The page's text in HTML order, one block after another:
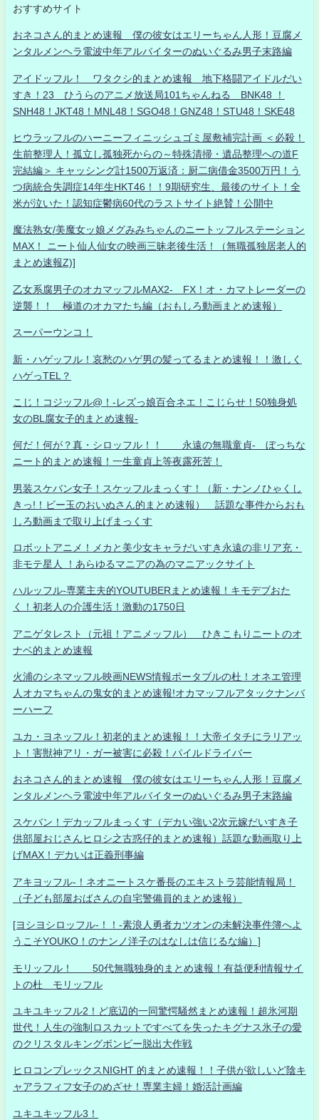
おすすめサイト
おネコさん的まとめ速報 僕の彼女はエリーちゃん人形！豆腐メ
ンタルメンヘラ電波中年アルバイターのぬいぐるみ男子末路編
アイドッフル！ ワタクシ的まとめ速報 地下格闘アイドルだい
すき！23 ひうらのアニメ放送局101ちゃんねる BNK48 ！
SNH48！JKT48！MNL48！SGO48！GNZ48！STU48！SKE48
ヒウラッフルのハーニーフィニッシュゴミ屋敷補完計画 ＜必殺！
生前整理人！孤立し孤独死からの～特殊清掃・遺品整理への道F
完結編＞ キャッシング計1500万返済：厨二病借金3500万円！う
つ病統合失調症14年生HKT46！！9期研究生、最後のサイト！全
米が泣いた！認知症鬱病60代のラストサイト絶賛！公開中
魔法熟女/美魔女ッ娘メグみみちゃんのニートッフルステーション
MAX！ ニート仙人仙女の映画三昧老後生活！（無職孤独居老人的
まとめ速報Z)]
乙女系腐男子のオカマッフルMAX2- FX！オ・カマトレーダーの
逆襲！！ 極道のオカマたち編（おもしろ動画まとめ速報）
スーパーウンコ！
新・ハゲッフル！哀愁のハゲ男の髪ってるまとめ速報！！激しく
ハゲっTEL？
こじ！コジッフル@！-レズっ娘百合ネエ！こじらせ！50独身処
女のBL腐女子的まとめ速報-
何だ！何が？真・シロッフル！！ 永遠の無職童貞- ぼっちな
ニート的まとめ速報！一生童貞上等夜露死苦！
男装スケバン女子！スケッフルまっくす！（新・ナンノひゃくし
きっ!！ビー玉のおいぬさん的まとめ速報） 話題な事件からおも
しろ動画まで取り上げまっくす
ロボットアニメ！メカと美少女キャラだいすき永遠の非リア充・
非モテ星人 ！あらゆるマニアの為のマニアックサイト
ハルッフル-専業主夫的YOUTUBERまとめ速報！キモデブおた
く！初老人の介護生活！激動の1750日
アニゲタレスト（元祖！アニメッフル） ひきこもりニートのオ
ナベ的まとめ速報
火浦のシネマッフル映画NEWS情報ポータブルの杜！オネエ管理
人オカマちゃんの鬼女的まとめ速報!オカマッフルアタックナンバ
ーハーフ
ユカ・ヨネッフル！初老的まとめ速報！！大帝イタチにラリアッ
ト！害獣神アリ・ガー被害に必殺！パイルドライバー
おネコさん的まとめ速報 僕の彼女はエリーちゃん人形！豆腐メ
ンタルメンヘラ電波中年アルバイターのぬいぐるみ男子末路編
スケバン！デカッフルまっくす（デカい強い2次元嫁だいすき子
供部屋おじさんヒロシ之古惑仔的まとめ速報）話題な動画取り上
げMAX！デカいは正義刑事編
アキヨッフル-！ネオニートスケ番長のエキストラ芸能情報局！
（子ども部屋おばさんの自宅警備員的まとめ速報）
[ヨシヨシロッフル-！！-素浪人勇者カツオンの未解決事件簿へよ
うこそYOUKO！のナンノ洋子のはなしは信じるな編）]
モリッフル！ 50代無職独身的まとめ速報！有益便利情報サイ
トの杜 モリッフル
ユキユキッフル2！ど底辺的一同驚愕騒然まとめ速報！超氷河期
世代！人生の強制ロスカットですべてを失ったキグナス氷子の愛
のクリスタルキングボンビー脱出大作戦
ヒロコンプレックスNIGHT 的まとめ速報！！子供が欲しいど陰キ
ャアラフィフ女子のめざせ！専業主婦！婚活計画編
ユキユキッフル3！